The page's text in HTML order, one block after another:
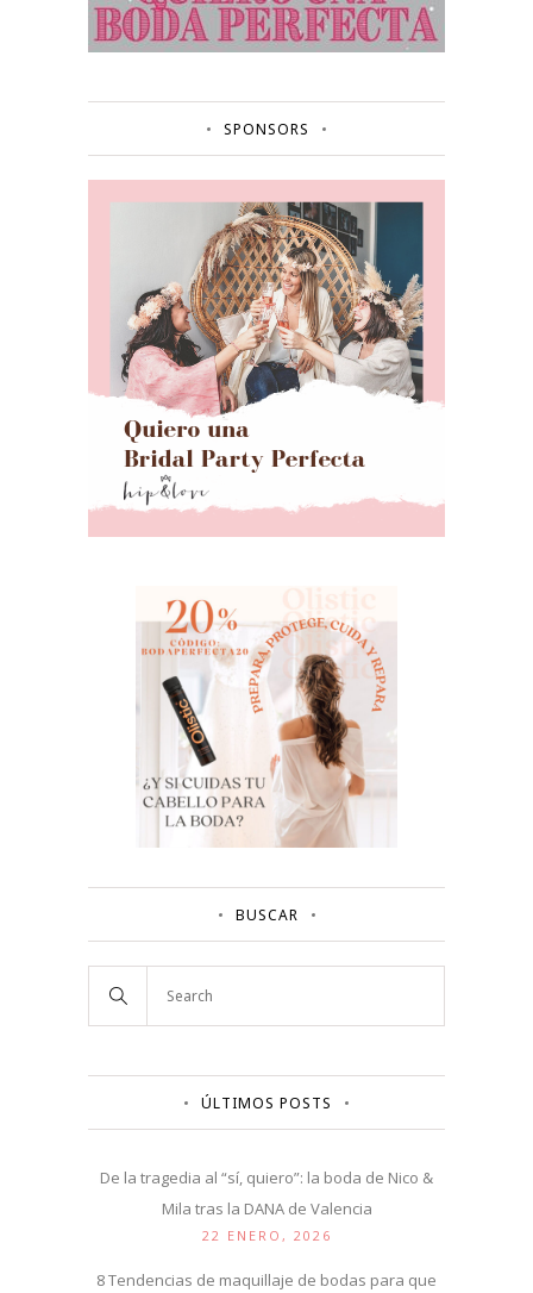
SPONSORS
BUSCAR
ÚLTIMOS POSTS
De la tragedia al “sí, quiero”: la boda de Nico &
Mila tras la DANA de Valencia
22 ENERO, 2026
8 Tendencias de maquillaje de bodas para que